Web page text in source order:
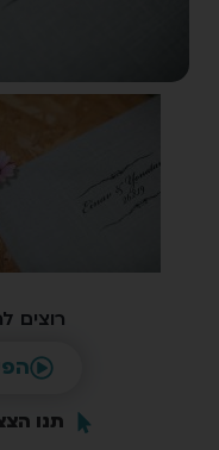
רוצים
תנו